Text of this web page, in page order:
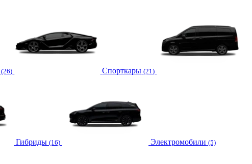
(26) Спорткары (21)
Гибриды (16) Электромобили (5)